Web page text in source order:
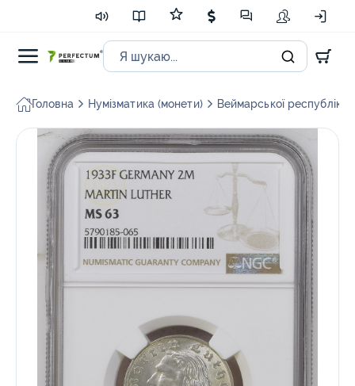
Головна Нумізматика (монети) Веймарської республіки